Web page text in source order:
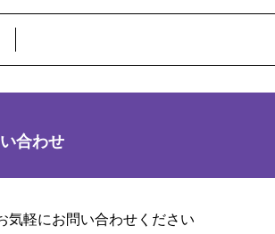
合わせ
気軽にお問い合わせください